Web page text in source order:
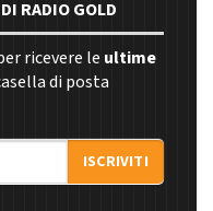
RADIO GOLD
ricevere le ultime
di posta
ISCRIVITI